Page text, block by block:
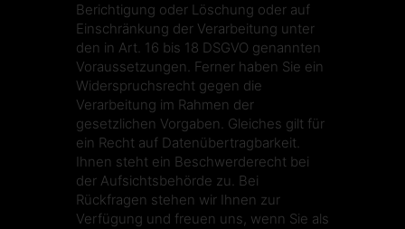
Berichtigung oder Löschung oder auf
Einschränkung der Verarbeitung unter
den in Art. 16 bis 18 DSGVO genannten
Voraussetzungen. Ferner haben Sie ein
Widerspruchsrecht gegen die
Verarbeitung im Rahmen der
gesetzlichen Vorgaben. Gleiches gilt für
ein Recht auf Datenübertragbarkeit.
Ihnen steht ein Beschwerderecht bei
der Aufsichtsbehörde zu. Bei
Rückfragen stehen wir Ihnen zur
Verfügung und freuen uns, wenn Sie als